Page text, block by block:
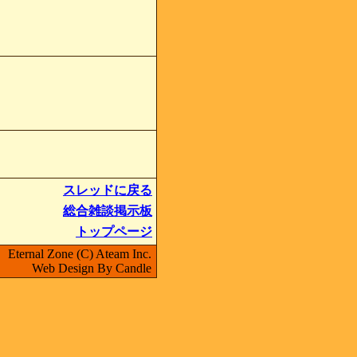
スレッドに戻る
総合雑談掲示板
トップページ
Eternal Zone (C) Ateam Inc.
Web Design By Candle